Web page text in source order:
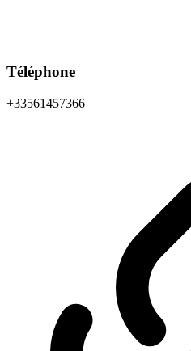
Téléphone
+33561457366